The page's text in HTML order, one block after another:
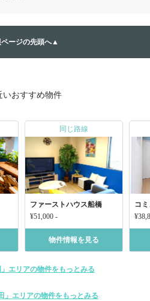
ページの先頭へ▲
いおすすめ物件
同じ路線
ファーストハウス船橋
¥51,000 -
物件情報を見る
コ
」エリアの物件をもっとみる
」エリアの物件をもっとみる